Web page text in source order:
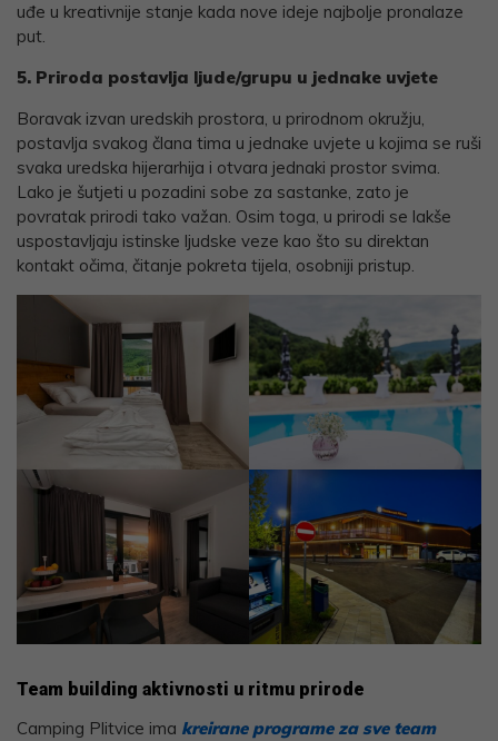
uđe u kreativnije stanje kada nove ideje najbolje pronalaze
put.
5. Priroda postavlja ljude/grupu u jednake uvjete
Boravak izvan uredskih prostora, u prirodnom okružju,
postavlja svakog člana tima u jednake uvjete u kojima se ruši
svaka uredska hijerarhija i otvara jednaki prostor svima.
Lako je šutjeti u pozadini sobe za sastanke, zato je
povratak prirodi tako važan. Osim toga, u prirodi se lakše
uspostavljaju istinske ljudske veze kao što su direktan
kontakt očima, čitanje pokreta tijela, osobniji pristup.
Team building aktivnosti u ritmu prirode
Camping Plitvice ima kreirane programe za sve team